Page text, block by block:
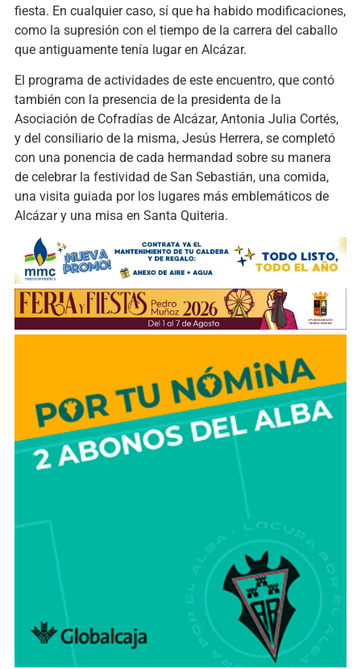
fiesta. En cualquier caso, sí que ha habido modificaciones,
como la supresión con el tiempo de la carrera del caballo
que antiguamente tenía lugar en Alcázar.
El programa de actividades de este encuentro, que contó
también con la presencia de la presidenta de la
Asociación de Cofradías de Alcázar, Antonia Julia Cortés,
y del consiliario de la misma, Jesús Herrera, se completó
con una ponencia de cada hermandad sobre su manera
de celebrar la festividad de San Sebastián, una comida,
una visita guiada por los lugares más emblemáticos de
Alcázar y una misa en Santa Quiteria.